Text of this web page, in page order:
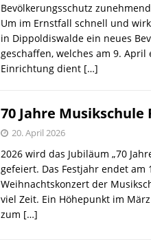
Bevölkerungsschutz
Um im Ernstfall schnell und
in Dippoldiswalde ein neues
geschaffen, welches am 9.
Einrichtung dient […]
70 Jahre Musikschule
20. April 2026
2026 wird das Jubiläum „70
gefeiert. Das Festjahr endet am
Weihnachtskonzert der
viel Zeit. Ein Höhepunkt im
zum […]